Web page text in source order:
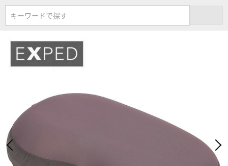
キーワードで探す